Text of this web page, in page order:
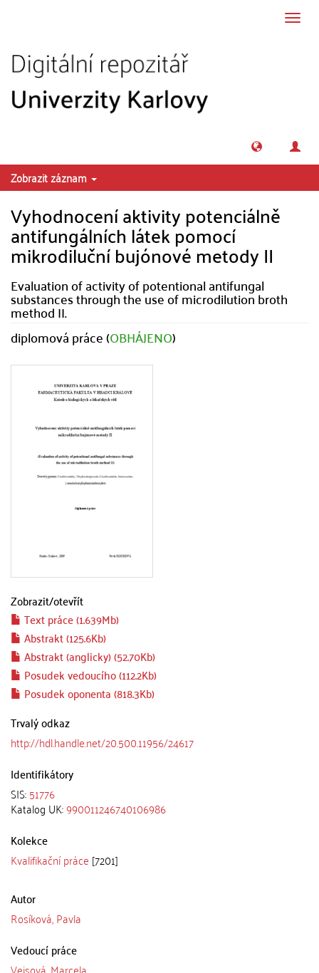
Zobrazit záznam
Vyhodnocení aktivity potenciálně
antifungálních látek pomocí
mikrodiluční bujónové metody II
Evaluation of activity of potentional antifungal
substances through the use of microdilution broth
method II.
diplomová práce (OBHÁJENO)
Zobrazit/otevřít
Text práce (1.639Mb)
Abstrakt (125.6Kb)
Abstrakt (anglicky) (52.70Kb)
Posudek vedoucího (112.2Kb)
Posudek oponenta (818.3Kb)
Trvalý odkaz
http://hdl.handle.net/20.500.11956/24617
Identifikátory
SIS:51776
Katalog UK:990011246740106986
Kolekce
Kvalifikační práce [7201]
Autor
Rosíková, Pavla
Vedoucí práce